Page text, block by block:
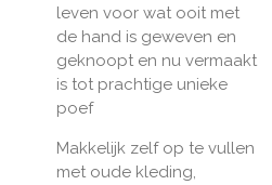
leven voor wat ooit met
de hand is geweven en
geknoopt en nu vermaakt
is tot prachtige unieke
poef
Makkelijk zelf op te vullen
met oude kleding,